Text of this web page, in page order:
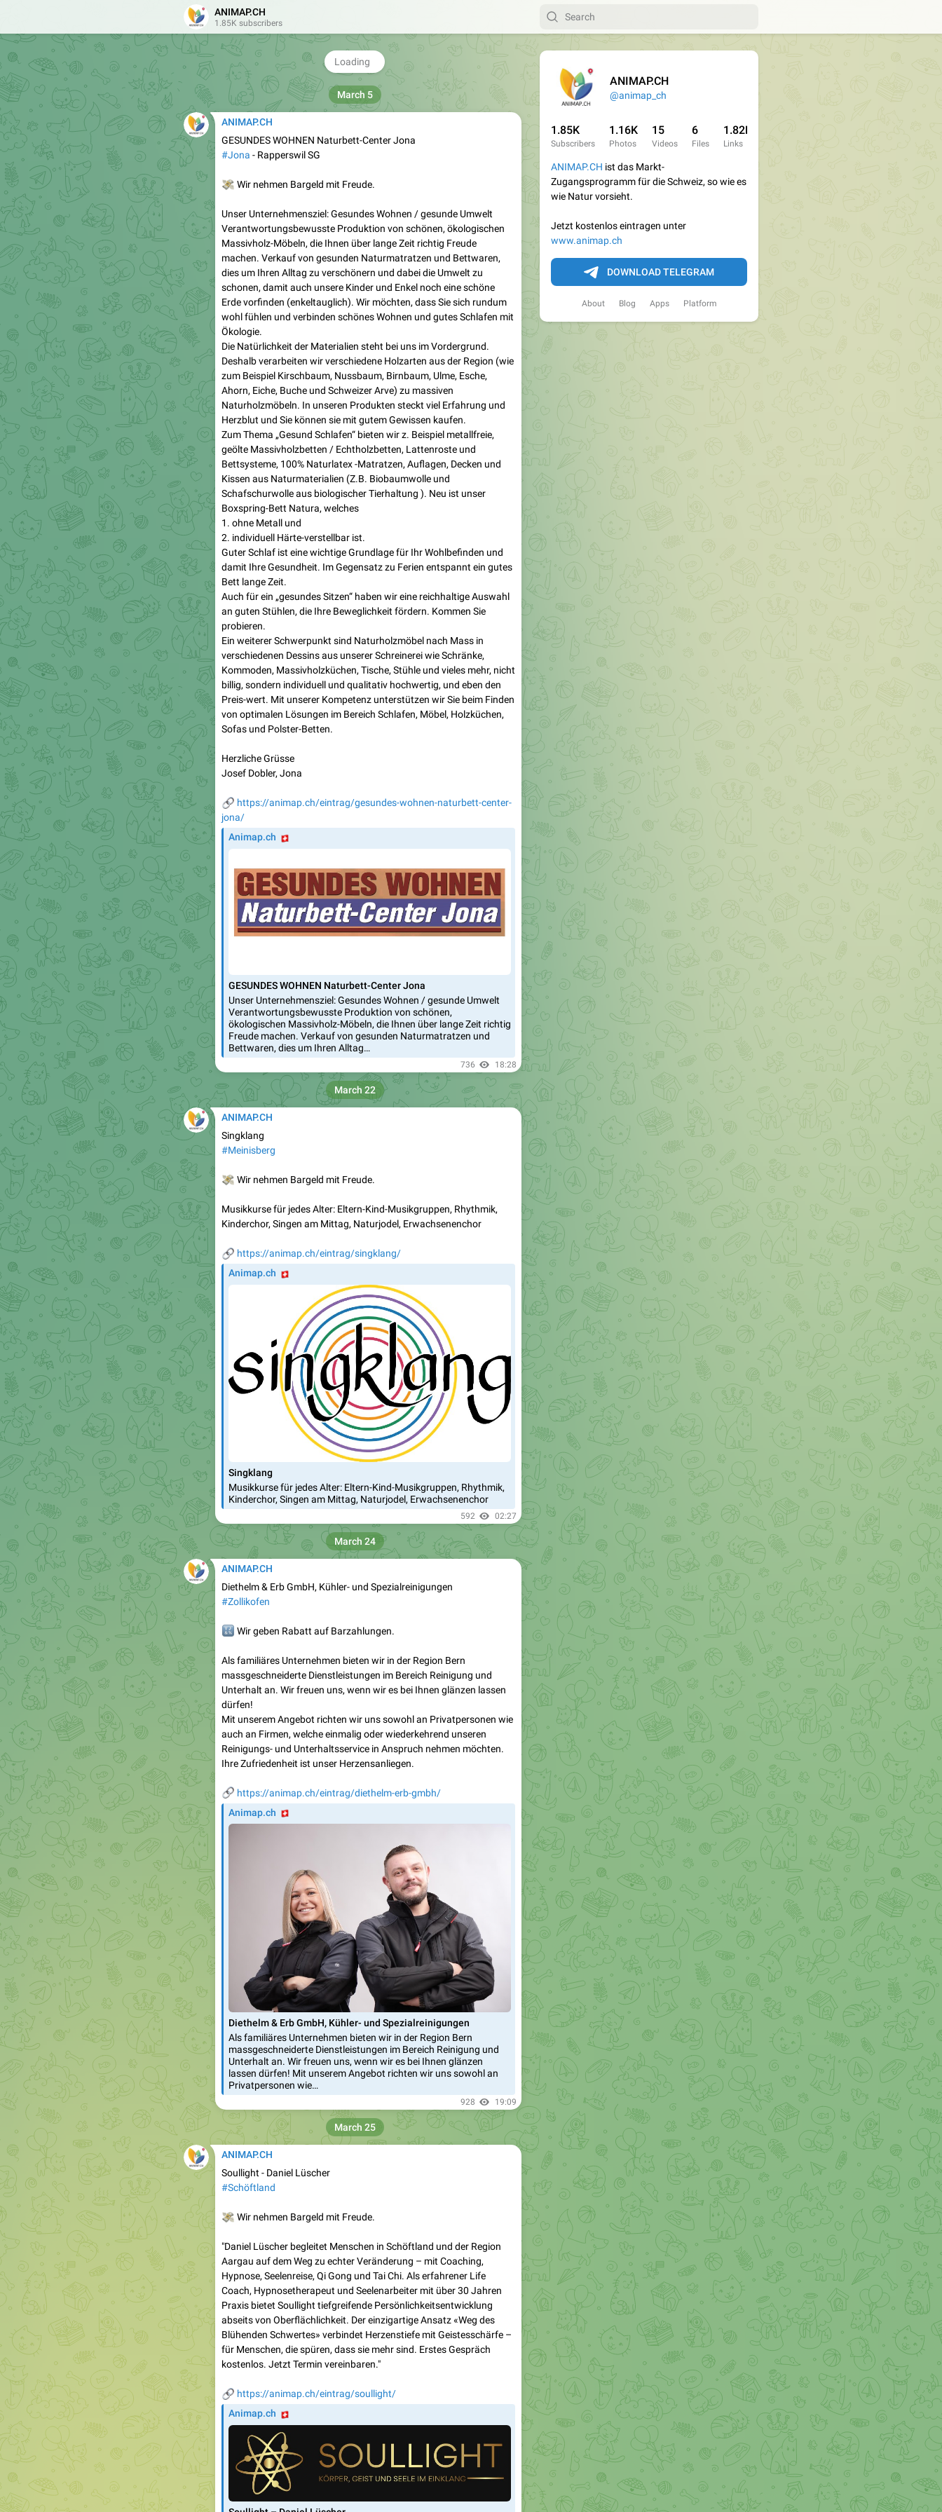
ANIMAP.CH
@animap_ch
1.85K
Subscribers
1.16K
Photos
15
Videos
6
Files
1.82K
Links
ANIMAP.CH ist das Markt-
Zugangsprogramm für die Schweiz, so wie es
wie Natur vorsieht.
Jetzt kostenlos eintragen unter
www.animap.ch
DOWNLOAD TELEGRAM
About Blog Apps Platform
ANIMAP.CH
1.85K subscribers
ANIMAP.CH
GESUNDES WOHNEN Naturbett-Center Jona
#Jona - Rapperswil SG
💸Wir nehmen Bargeld mit Freude.
Unser Unternehmensziel: Gesundes Wohnen / gesunde Umwelt
Verantwortungsbewusste Produktion von schönen, ökologischen
Massivholz-Möbeln, die Ihnen über lange Zeit richtig Freude
machen. Verkauf von gesunden Naturmatratzen und Bettwaren,
dies um Ihren Alltag zu verschönern und dabei die Umwelt zu
schonen, damit auch unsere Kinder und Enkel noch eine schöne
Erde vorfinden (enkeltauglich). Wir möchten, dass Sie sich rundum
wohl fühlen und verbinden schönes Wohnen und gutes Schlafen mit
Ökologie.
Die Natürlichkeit der Materialien steht bei uns im Vordergrund.
Deshalb verarbeiten wir verschiedene Holzarten aus der Region (wie
zum Beispiel Kirschbaum, Nussbaum, Birnbaum, Ulme, Esche,
Ahorn, Eiche, Buche und Schweizer Arve) zu massiven
Naturholzmöbeln. In unseren Produkten steckt viel Erfahrung und
Herzblut und Sie können sie mit gutem Gewissen kaufen.
Zum Thema „Gesund Schlafen“ bieten wir z. Beispiel metallfreie,
geölte Massivholzbetten / Echtholzbetten, Lattenroste und
Bettsysteme, 100% Naturlatex -Matratzen, Auflagen, Decken und
Kissen aus Naturmaterialien (Z.B. Biobaumwolle und
Schafschurwolle aus biologischer Tierhaltung ). Neu ist unser
Boxspring-Bett Natura, welches
1. ohne Metall und
2. individuell Härte-verstellbar ist.
Guter Schlaf ist eine wichtige Grundlage für Ihr Wohlbefinden und
damit Ihre Gesundheit. Im Gegensatz zu Ferien entspannt ein gutes
Bett lange Zeit.
Auch für ein „gesundes Sitzen“ haben wir eine reichhaltige Auswahl
an guten Stühlen, die Ihre Beweglichkeit fördern. Kommen Sie
probieren.
Ein weiterer Schwerpunkt sind Naturholzmöbel nach Mass in
verschiedenen Dessins aus unserer Schreinerei wie Schränke,
Kommoden, Massivholzküchen, Tische, Stühle und vieles mehr, nicht
billig, sondern individuell und qualitativ hochwertig, und eben den
Preis-wert. Mit unserer Kompetenz unterstützen wir Sie beim Finden
von optimalen Lösungen im Bereich Schlafen, Möbel, Holzküchen,
Sofas und Polster-Betten.
Herzliche Grüsse
Josef Dobler, Jona
🔗https://animap.ch/eintrag/gesundes-wohnen-naturbett-center-
jona/
Animap.ch
🇨🇭
GESUNDES WOHNEN Naturbett-Center Jona
Unser Unternehmensziel: Gesundes Wohnen / gesunde Umwelt
Verantwortungsbewusste Produktion von schönen,
ökologischen Massivholz-Möbeln, die Ihnen über lange Zeit richtig
Freude machen. Verkauf von gesunden Naturmatratzen und
Bettwaren, dies um Ihren Alltag…
736 18:28
March 5
ANIMAP.CH
Singklang
#Meinisberg
💸Wir nehmen Bargeld mit Freude.
Musikkurse für jedes Alter: Eltern-Kind-Musikgruppen, Rhythmik,
Kinderchor, Singen am Mittag, Naturjodel, Erwachsenenchor
🔗https://animap.ch/eintrag/singklang/
Animap.ch
🇨🇭
Singklang
Musikkurse für jedes Alter: Eltern-Kind-Musikgruppen, Rhythmik,
Kinderchor, Singen am Mittag, Naturjodel, Erwachsenenchor
592 02:27
March 22
ANIMAP.CH
Diethelm & Erb GmbH, Kühler- und Spezialreinigungen
#Zollikofen
🔣Wir geben Rabatt auf Barzahlungen.
Als familiäres Unternehmen bieten wir in der Region Bern
massgeschneiderte Dienstleistungen im Bereich Reinigung und
Unterhalt an. Wir freuen uns, wenn wir es bei Ihnen glänzen lassen
dürfen!
Mit unserem Angebot richten wir uns sowohl an Privatpersonen wie
auch an Firmen, welche einmalig oder wiederkehrend unseren
Reinigungs- und Unterhaltsservice in Anspruch nehmen möchten.
Ihre Zufriedenheit ist unser Herzensanliegen.
🔗https://animap.ch/eintrag/diethelm-erb-gmbh/
Animap.ch
🇨🇭
Diethelm & Erb GmbH, Kühler- und Spezialreinigungen
Als familiäres Unternehmen bieten wir in der Region Bern
massgeschneiderte Dienstleistungen im Bereich Reinigung und
Unterhalt an. Wir freuen uns, wenn wir es bei Ihnen glänzen
lassen dürfen! Mit unserem Angebot richten wir uns sowohl an
Privatpersonen wie…
928 19:09
March 24
ANIMAP.CH
Soullight - Daniel Lüscher
#Schöftland
💸Wir nehmen Bargeld mit Freude.
"Daniel Lüscher begleitet Menschen in Schöftland und der Region
Aargau auf dem Weg zu echter Veränderung – mit Coaching,
Hypnose, Seelenreise, Qi Gong und Tai Chi. Als erfahrener Life
Coach, Hypnosetherapeut und Seelenarbeiter mit über 30 Jahren
Praxis bietet Soullight tiefgreifende Persönlichkeitsentwicklung
abseits von Oberflächlichkeit. Der einzigartige Ansatz «Weg des
Blühenden Schwertes» verbindet Herzenstiefe mit Geistesschärfe –
für Menschen, die spüren, dass sie mehr sind. Erstes Gespräch
kostenlos. Jetzt Termin vereinbaren."
🔗https://animap.ch/eintrag/soullight/
Animap.ch
🇨🇭
March 25